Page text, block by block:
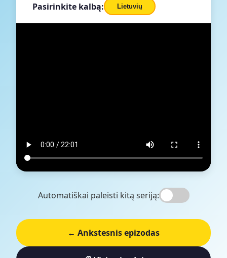
Pasirinkite kalbą: Lietuvių
Automatiškai paleisti kitą seriją:
← Ankstesnis epizodas